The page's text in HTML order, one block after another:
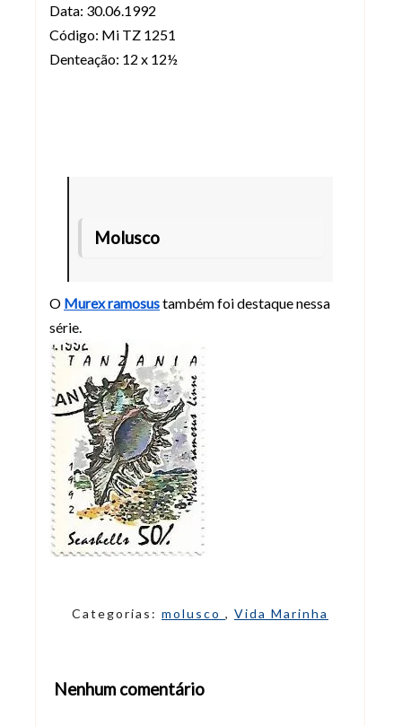
Data: 30.06.1992
Código: Mi TZ 1251
Denteação: 12 x 12½
Molusco
O Murex ramosustambém foi destaque nessa
série.
Categorias: molusco , Vida Marinha
Nenhum comentário